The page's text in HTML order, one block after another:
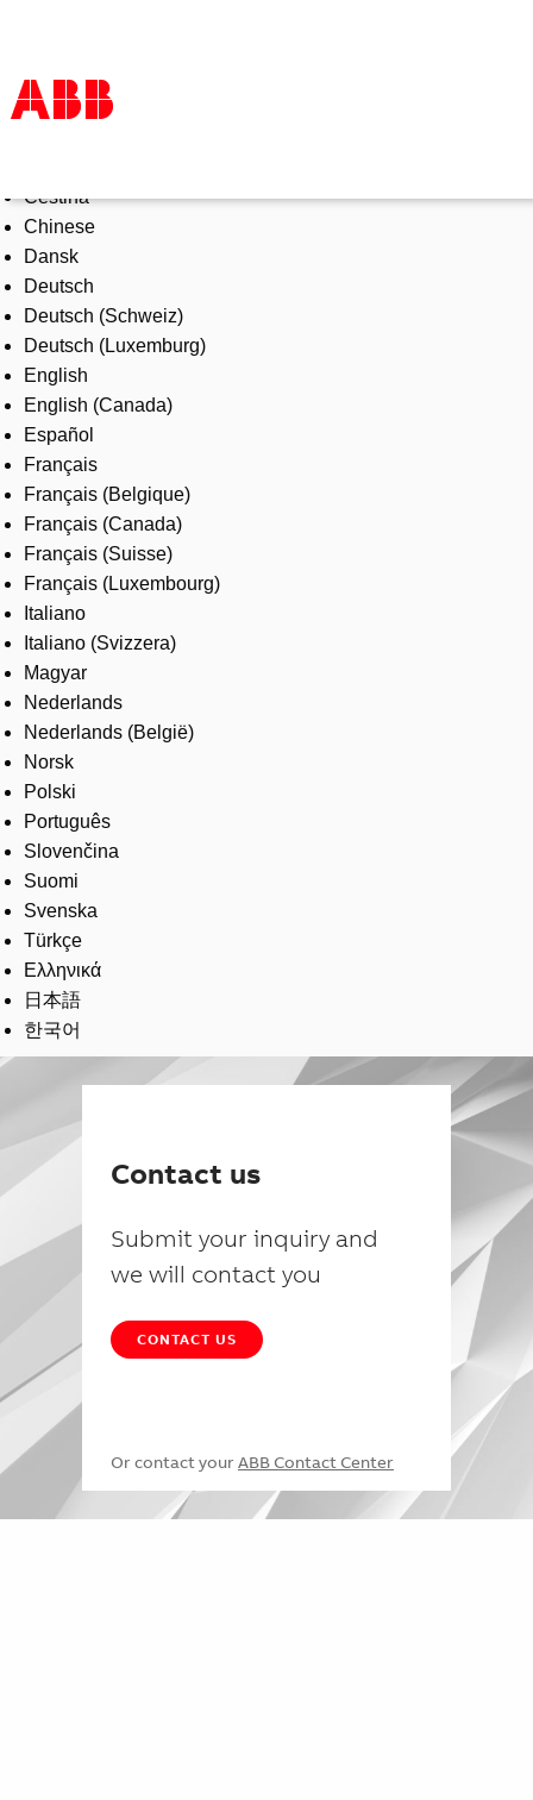
Products & Solutions
Industries
Services
About us
Where to buy
Contact us
Careers
Čeština
Chinese
Dansk
Deutsch
Deutsch (Schweiz)
Deutsch (Luxemburg)
English
English (Canada)
Español
Français
Français (Belgique)
Français (Canada)
Français (Suisse)
Français (Luxembourg)
Italiano
Italiano (Svizzera)
Magyar
Nederlands
Nederlands (België)
Norsk
Polski
Português
Slovenčina
Suomi
Svenska
Türkçe
Ελληνικά
日本語
한국어
Contact us
Submit your inquiry and
we will contact you
CONTACT US
Or contact your ABB Contact Center